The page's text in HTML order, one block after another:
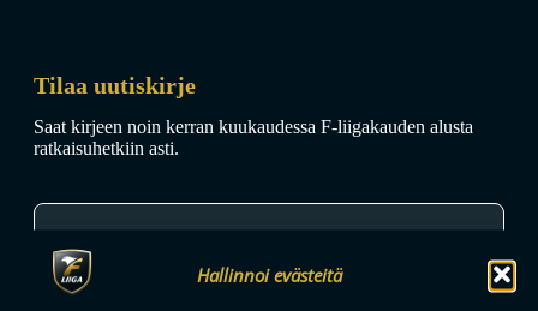
Hallinnoi evästeitä
Tilaa uutiskirje
Saat kirjeen noin kerran kuukaudessa F-liigakauden alusta
ratkaisuhetkiin asti.